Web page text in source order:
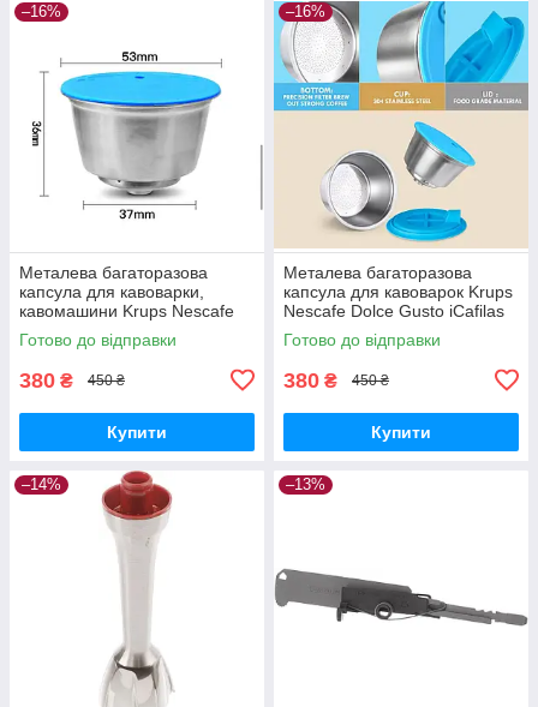
–16%
Металева багаторазова
капсула для кавоварки,
кавомашини Krups Nescafe
Dolce Gusto iCafilas
Готово до відправки
380 ₴ 450 ₴
Купити
–16%
Металева багаторазова
капсула для кавоварок Krups
Nescafe Dolce Gusto iCafilas
CCBLDG01
Готово до відправки
380 ₴ 450 ₴
Купити
–14% –13%